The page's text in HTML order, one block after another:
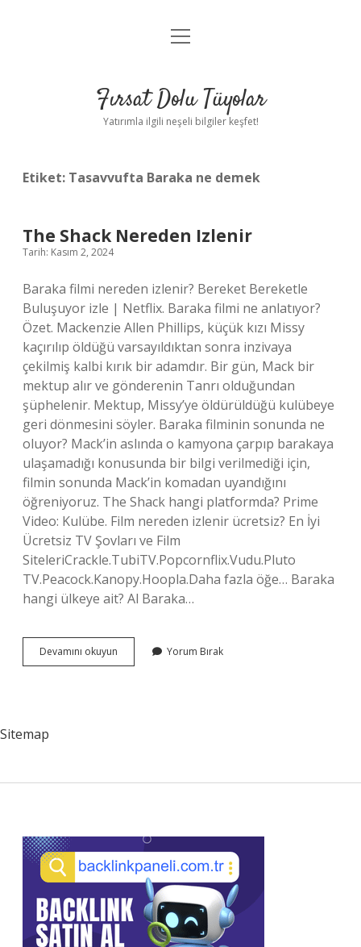
Gizlilik Politikası
Yasal Uyarı
menüyü
Fırsat Dolu Tüyolar
Yatırımla ilgili neşeli bilgiler keşfet!
Etiket: Tasavvufta Baraka ne demek
The Shack Nereden Izlenir
Tarih: Kasım 2, 2024
Baraka filmi nereden izlenir? Bereket Bereketle
Buluşuyor izle | Netflix. Baraka filmi ne anlatıyor?
Özet. Mackenzie Allen Phillips, küçük kızı Missy
kaçırılıp öldüğü varsayıldıktan sonra inzivaya
çekilmiş kalbi kırık bir adamdır. Bir gün, Mack bir
mektup alır ve gönderenin Tanrı olduğundan
şüphelenir. Mektup, Missy’ye öldürüldüğü kulübeye
geri dönmesini söyler. Baraka filminin sonunda ne
oluyor? Mack’in aslında o kamyona çarpıp barakaya
ulaşamadığı konusunda bir bilgi verilmediği için,
filmin sonunda Mack’in komadan uyandığını
öğreniyoruz. The Shack hangi platformda? Prime
Video: Kulübe. Film nereden izlenir ücretsiz? En İyi
Ücretsiz TV Şovları ve Film
SiteleriCrackle.TubiTV.Popcornflix.Vudu.Pluto
TV.Peacock.Kanopy.Hoopla.Daha fazla öğe… Baraka
hangi ülkeye ait? Al Baraka…
Devamını okuyun
Shack
Yorum Bırak
Sitemap
Sidebar